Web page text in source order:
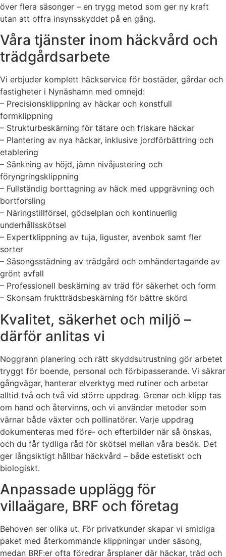
över flera säsonger – en trygg metod som ger ny kraft
utan att offra insynsskyddet på en gång.
Våra tjänster inom häckvård och
trädgårdsarbete
Vi erbjuder komplett häckservice för bostäder, gårdar och
fastigheter i Nynäshamn med omnejd:
– Precisionsklippning av häckar och konstfull
formklippning
– Strukturbeskärning för tätare och friskare häckar
– Plantering av nya häckar, inklusive jordförbättring och
etablering
– Sänkning av höjd, jämn nivåjustering och
föryngringsklippning
– Fullständig borttagning av häck med uppgrävning och
bortforsling
– Näringstillförsel, gödselplan och kontinuerlig
underhållsskötsel
– Expertklippning av tuja, liguster, avenbok samt fler
sorter
– Säsongsstädning av trädgård och omhändertagande av
grönt avfall
– Professionell beskärning av träd för säkerhet och form
– Skonsam fruktträdsbeskärning för bättre skörd
Kvalitet, säkerhet och miljö –
därför anlitas vi
Noggrann planering och rätt skyddsutrustning gör arbetet
tryggt för boende, personal och förbipasserande. Vi säkrar
gångvägar, hanterar elverktyg med rutiner och arbetar
alltid två och två vid större uppdrag. Grenar och klipp tas
om hand och återvinns, och vi använder metoder som
värnar både växter och pollinatörer. Varje uppdrag
dokumenteras med före- och efterbilder när så önskas,
och du får tydliga råd för skötsel mellan våra besök. Det
ger långsiktigt hållbar häckvård – både estetiskt och
biologiskt.
Anpassade upplägg för
villaägare, BRF och företag
Behoven ser olika ut. För privatkunder skapar vi smidiga
paket med återkommande klippningar under säsong,
medan BRF:er ofta föredrar årsplaner där häckar, träd och